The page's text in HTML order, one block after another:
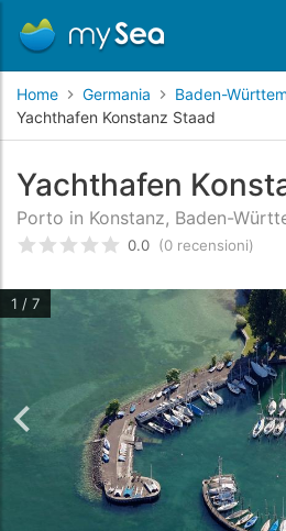
Home Germania Baden-
Yachthafen Konstanz Staad
Yachthafen
Porto in Konstanz, Baden-
Valutato0/5 basata su
0.0 (0 recensioni)
1 / 7